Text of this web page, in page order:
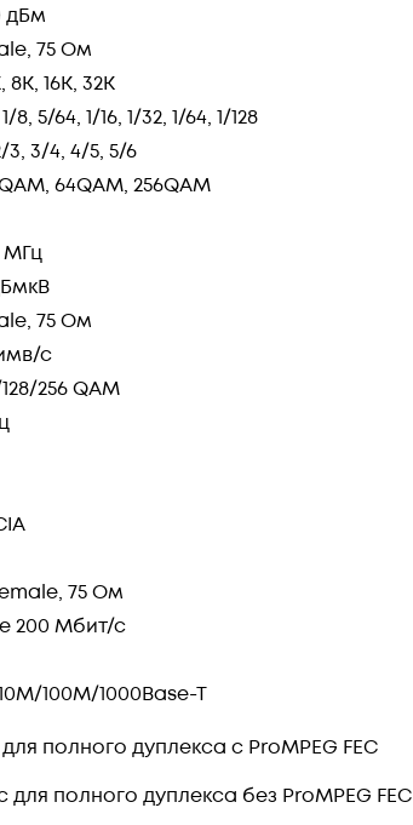
дБм
75 Ом
8K, 16K, 32K
8, 5/64, 1/16, 1/32, 1/64, 1/128
3, 3/4, 4/5, 5/6
64QAM, 256QAM
МГц
75 Ом
с
256 QAM
75 Ом
200 Мбит/с
100М/1000Base-T
полного дуплекса с ProMPEG FEC
полного дуплекса без ProMPEG FEC